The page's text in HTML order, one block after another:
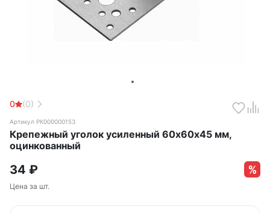
0 (0)
Артикул РК000000153
Крепежный уголок усиленный 60х60х45 мм,
оцинкованный
34 ₽
Цена за шт.